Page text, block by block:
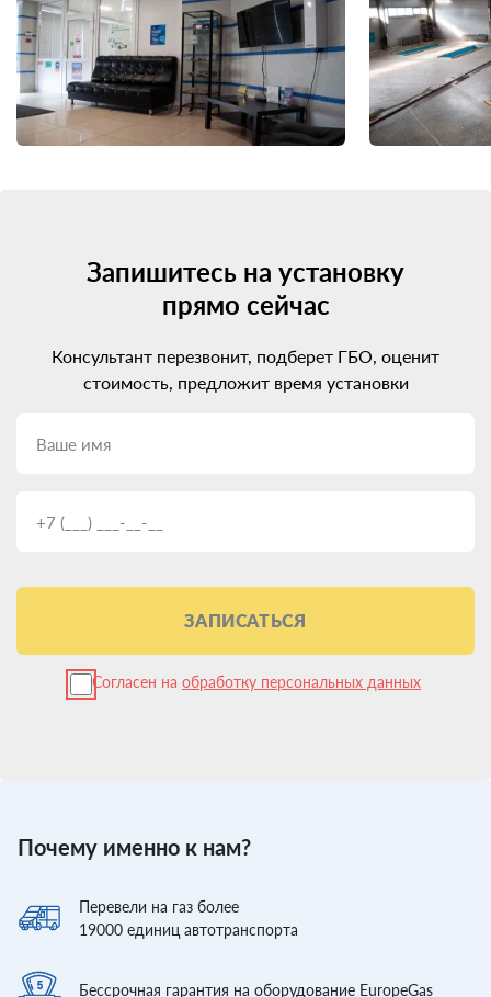
Запишитесь на установку
прямо сейчас
Консультант перезвонит, подберет ГБО, оценит
стоимость, предложит время установки
ЗАПИСАТЬСЯ
Согласен на обработку персональных данных
Почему именно к нам?
Перевели на газ более
19000 единиц автотранспорта
Бессрочная гарантия на оборудование EuropeGas